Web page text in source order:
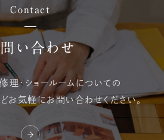
Contact
い合わせ
理・ ショールームについての
お気軽にお問い合わせください。